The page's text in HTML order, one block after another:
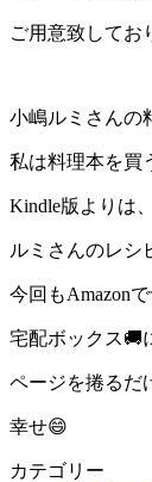
ご用意致してお
小嶋ルミさんの
私は料理本を買
Kindle版よりは
ルミさんのレシ
今回もAmazon
宅配ボックス🚚
ページを捲るだ
幸せ😄
カテゴリー